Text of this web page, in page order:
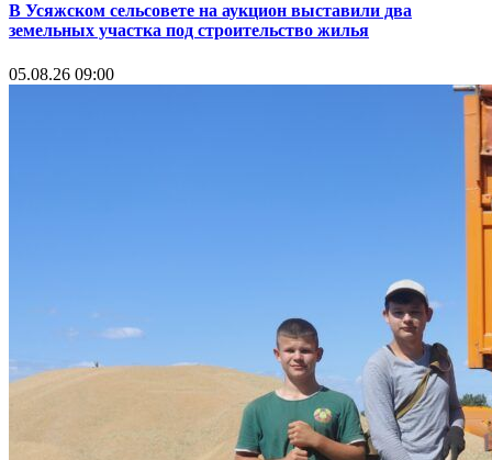
В Усяжском сельсовете на аукцион выставили два
земельных участка под строительство жилья
05.08.26 09:00